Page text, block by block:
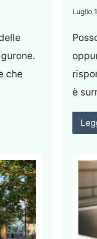
che
Luglio
è